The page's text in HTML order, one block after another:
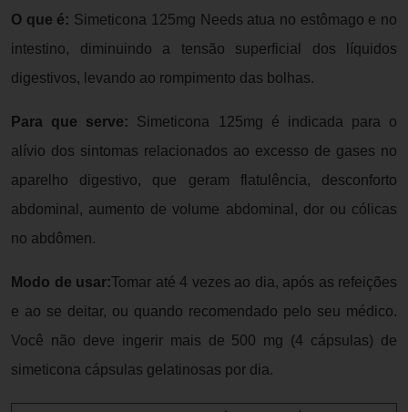
O que é: Simeticona 125mg Needs atua no estômago e no
intestino, diminuindo a tensão superficial dos líquidos
digestivos, levando ao rompimento das bolhas.
Para que serve: Simeticona 125mg é indicada para o
alívio dos sintomas relacionados ao excesso de gases no
aparelho digestivo, que geram flatulência, desconforto
abdominal, aumento de volume abdominal, dor ou cólicas
no abdômen.
Modo de usar:Tomar até 4 vezes ao dia, após as refeições
e ao se deitar, ou quando recomendado pelo seu médico.
Você não deve ingerir mais de 500 mg (4 cápsulas) de
simeticona cápsulas gelatinosas por dia.